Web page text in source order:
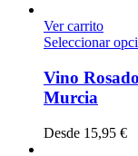
Ver carrito
Seleccionar
Vino
Murcia
Desde 15,95 €